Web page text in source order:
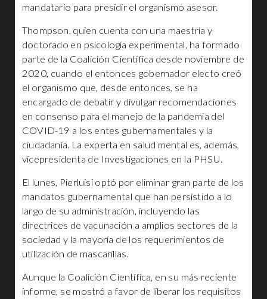
mandatario para presidir el organismo asesor.
Thompson, quien cuenta con una maestría y
doctorado en psicología experimental, ha formado
parte de la Coalición Científica desde noviembre de
2020, cuando el entonces gobernador electo creó
el organismo que, desde entonces, se ha
encargado de debatir y divulgar recomendaciones
en consenso para el manejo de la pandemia del
COVID-19 a los entes gubernamentales y la
ciudadanía. La experta en salud mental es, además,
vicepresidenta de Investigaciones en la PHSU.
El lunes, Pierluisi optó por eliminar gran parte de los
mandatos gubernamental que han persistido a lo
largo de su administración, incluyendo las
directrices de vacunación a amplios sectores de la
sociedad y la mayoría de los requerimientos de
utilización de mascarillas.
Aunque la Coalición Científica, en su más reciente
informe, se mostró a favor de liberar los requisitos